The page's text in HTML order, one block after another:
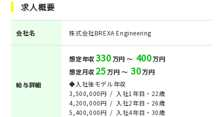
求人概要
会社名 株式会社BREXA Engineering
給与詳細
想定年収330万円 ～ 400万円
想定月収 25万円 ～ 30万円
◆入社後モデル年収
3,500,000円 / 入社1年目・22歳
4,200,000円 / 入社2年目・26歳
5,400,000円 / 入社4年目・30歳